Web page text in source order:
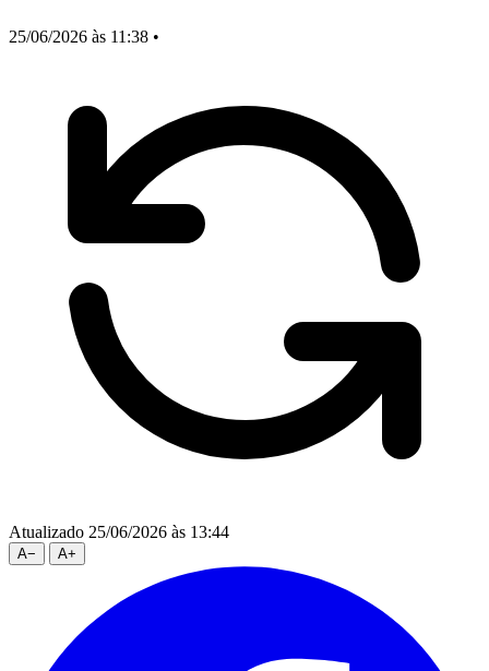
25/06/2026 às 11:38 •
Atualizado 25/06/2026 às 13:44
A− A+